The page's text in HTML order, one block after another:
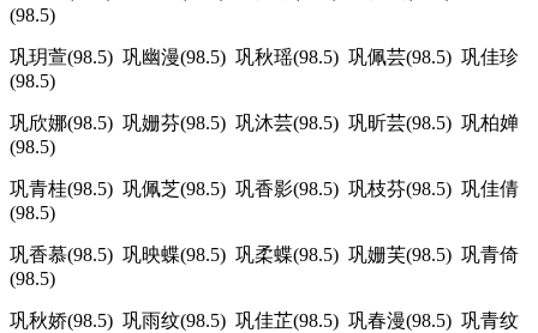
(98.5)
巩玥萱(98.5) 巩幽漫(98.5) 巩秋瑶(98.5) 巩佩芸(98.5) 巩佳珍
(98.5)
巩欣娜(98.5) 巩姗芬(98.5) 巩沐芸(98.5) 巩昕芸(98.5) 巩柏婵
(98.5)
巩青桂(98.5) 巩佩芝(98.5) 巩香影(98.5) 巩枝芬(98.5) 巩佳倩
(98.5)
巩香慕(98.5) 巩映蝶(98.5) 巩柔蝶(98.5) 巩姗芙(98.5) 巩青倚
(98.5)
巩秋娇(98.5) 巩雨纹(98.5) 巩佳芷(98.5) 巩春漫(98.5) 巩青纹